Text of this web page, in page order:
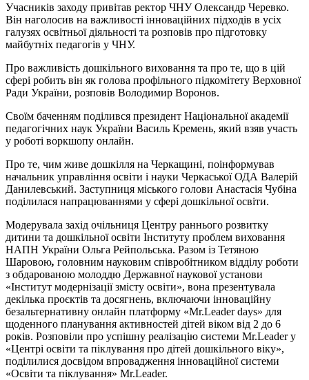
Учасників заходу привітав ректор ЧНУ Олександр Черевко.
Він наголосив на важливості інноваційних підходів в усіх
галузях освітньої діяльності та розповів про підготовку
майбутніх педагогів у ЧНУ.
Про важливість дошкільного виховання та про те, що в цій
сфері робить він як голова профільного підкомітету Верховної
Ради України, розповів Володимир Воронов.
Своїм баченням поділився президент Національної академії
педагогічних наук України Василь Кремень, який взяв участь
у роботі воркшопу онлайн.
Про те, чим живе дошкілля на Черкащині, поінформував
начальник управління освіти і науки Черкаської ОДА Валерій
Данилевський. Заступниця міського голови Анастасія Чубіна
поділилася напрацюваннями у сфері дошкільної освіти.
Модерувала захід очільниця Центру раннього розвитку
дитини та дошкільної освіти Інституту проблем виховання
НАПН України Ольга Рейпольська. Разом із Тетяною
Шаровою, головним науковим співробітником відділу роботи
з обдарованою молоддю Державної наукової установи
«Інститут модернізації змісту освіти», вона презентувала
декілька проєктів та досягнень, включаючи інноваційну
безальтернативну онлайн платформу «Mr.Leader days» для
щоденного планування активностей дітей віком від 2 до 6
років. Розповіли про успішну реалізацію системи Mr.Leader у
«Центрі освіти та піклування про дітей дошкільного віку»,
поділилися досвідом впровадження інноваційної системи
«Освіти та піклування» Mr.Leader.